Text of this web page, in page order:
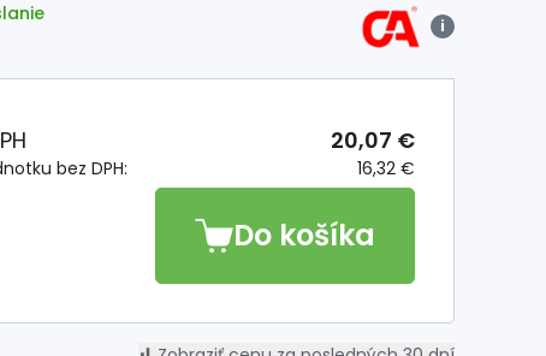
i
bez DPH: 16,32 €
20,07 €
Do košíka